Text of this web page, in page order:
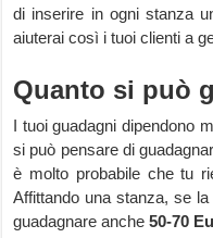
di inserire in ogni stanza
aiuterai così i tuoi clienti a
Quanto si può
I tuoi guadagni dipendono
si può pensare di
è molto probabile che tu
Affittando una stanza, se
guadagnare anche50-70